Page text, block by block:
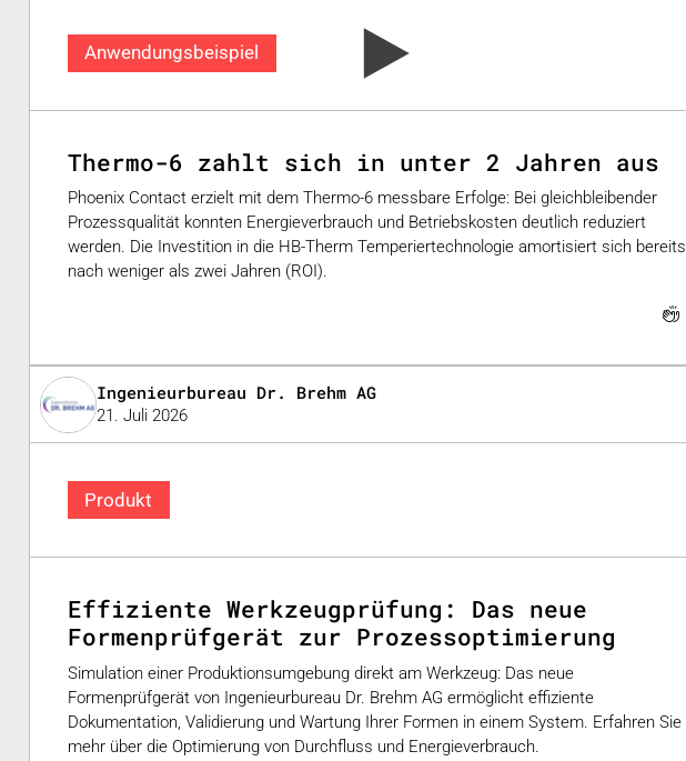
Anwendungsbeispiel
Thermo-6 zahlt sich in unter 2 Jahren aus
Phoenix Contact erzielt mit dem Thermo-6 messbare Erfolge: Bei gleichbleibender
Prozessqualität konnten Energieverbrauch und Betriebskosten deutlich reduziert
werden. Die Investition in die HB-Therm Temperiertechnologie amortisiert sich bereits
nach weniger als zwei Jahren (ROI).
Ingenieurbureau Dr. Brehm AG
21. Juli 2026
Produkt
Effiziente Werkzeugprüfung: Das neue
Formenprüfgerät zur Prozessoptimierung
Simulation einer Produktionsumgebung direkt am Werkzeug: Das neue
Formenprüfgerät von Ingenieurbureau Dr. Brehm AG ermöglicht effiziente
Dokumentation, Validierung und Wartung Ihrer Formen in einem System. Erfahren Sie
mehr über die Optimierung von Durchfluss und Energieverbrauch.